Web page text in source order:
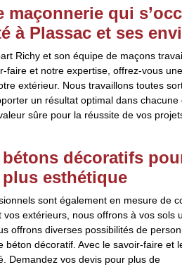
maçonnerie qui
à Plassac et ses
Richy et son équipe de maçons
faire et notre expertise, offrez-vous
extérieur. Nous travaillons toutes
un résultat optimal dans chacune
sûre pour la réussite de vos
décoratifs
esthétique
sont également en mesure de
extérieurs, nous offrons à vos sols
offrons diverses possibilités de
décoratif. Avec le savoir-faire et
Demandez vos devis pour plus de